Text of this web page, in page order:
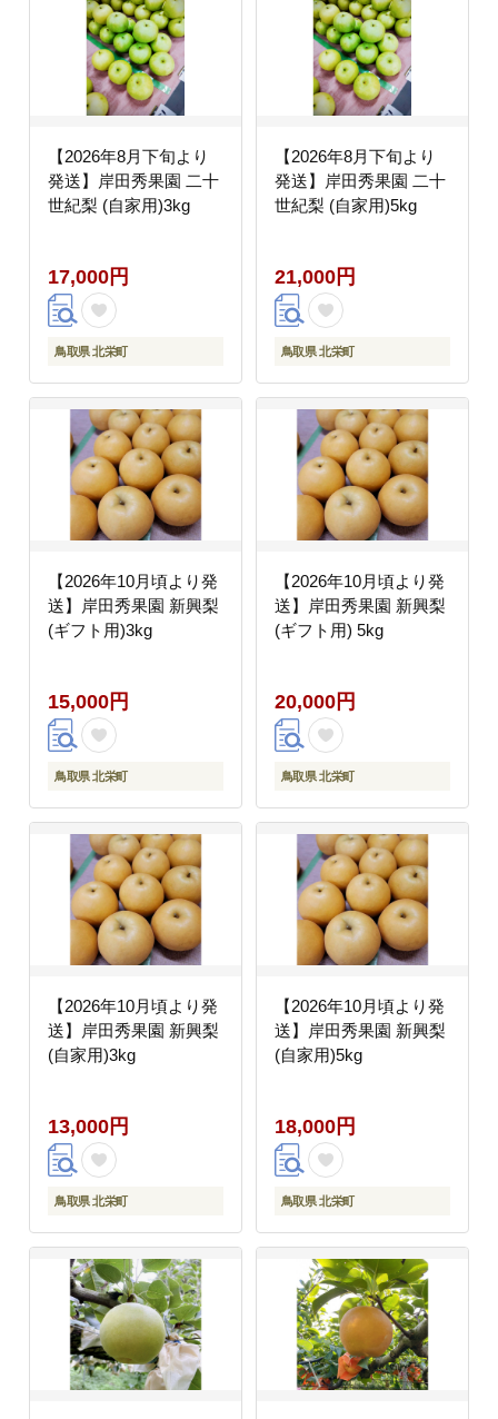
【2026年8月下旬より
発送】岸田秀果園 二十
世紀梨 (自家用)3kg
17,000円
鳥取県 北栄町
【2026年8月下旬より
発送】岸田秀果園 二十
世紀梨 (自家用)5kg
21,000円
鳥取県 北栄町
【2026年10月頃より発
送】岸田秀果園 新興梨
(ギフト用)3kg
15,000円
鳥取県 北栄町
【2026年10月頃より発
送】岸田秀果園 新興梨
(ギフト用) 5kg
20,000円
鳥取県 北栄町
【2026年10月頃より発
送】岸田秀果園 新興梨
(自家用)3kg
13,000円
鳥取県 北栄町
【2026年10月頃より発
送】岸田秀果園 新興梨
(自家用)5kg
18,000円
鳥取県 北栄町